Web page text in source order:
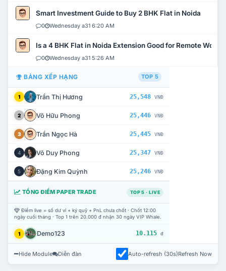
Smart Investment Guide to Buy 2 BHK Flat in Noida
0 Wednesday a31 6:20 AM
Is a 4 BHK Flat in Noida Extension Good for Remote Work?
0 Wednesday a31 5:26 AM
BẢNG XẾP HẠNG TOP 5
1 Trần Thị Hương 25,548 VNĐ
2 Võ Hữu Phong 25,446 VNĐ
3 Trần Ngọc Hà 25,445 VNĐ
4 Võ Duy Phong 25,347 VNĐ
5 Đặng Kim Quỳnh 25,246 VNĐ
TỔNG ĐIỂM PAPER TRADE TOP 5 · LIVE
Điểm live = số dư ví + ký quỹ + PnL chưa chốt · Chốt 12:00
ngày cuối tháng · Top 1 trên 20.000 đ nhận 30 ngày VIP Whale.
1 Demo123 10.115 đ
Hide Module Diễn đàn Auto-refresh (30s)Refresh Now